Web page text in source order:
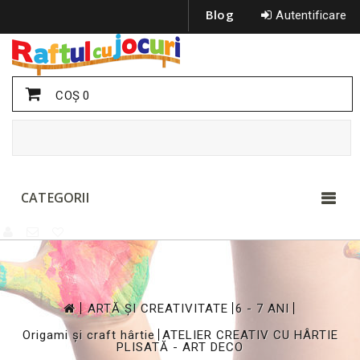
Autentificare
Blog
COŞ0
CATEGORII
>
ARTĂ ȘI CREATIVITATE
>
6 - 7 ANI
Origami și craft hârtie ATELIER CREATIV CU HÂRTIE
PLISATĂ - ART DECO